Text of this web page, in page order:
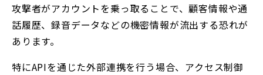
攻撃者がアカウントを乗っ取ることで、顧客情報や通
話履歴、録音データなどの機密情報が流出する恐れが
あります。
特にAPIを通じた外部連携を行う場合、アクセス制御